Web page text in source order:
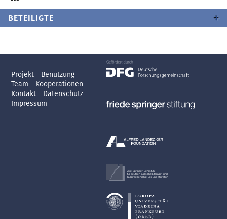
BETEILIGTE
Projekt
Benutzung
Team
Kooperationen
Kontakt
Datenschutz
Impressum
Axel Springer-Lehrstuhl
für deutsch-jüdische Literatur- und
Kulturgeschichte, Exil und Migration